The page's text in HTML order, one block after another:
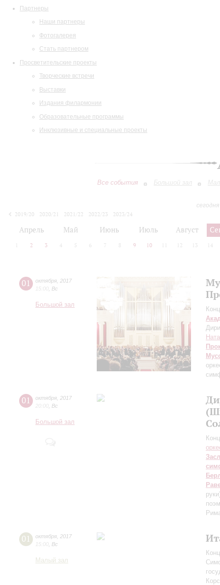
Партнеры
Наши партнеры
Фотогалерея
Стать партнером
Просветительские проекты
Творческие встречи
Выставки
Издания филармонии
Образовательные программы
Инклюзивные и специальные проекты
Все события Большой зал
2019/20
2020/21 2021/22 2022/23
2023/24
Апрель Май Июнь Июль Август
2 3 4 5 6 7 8 9 10 12 13 14
01 октября 2017
15:00 Вс
Большой зал
01 октября 2017
20:00 Вс
Большой зал
01 октября 2017
15:00 Вс
Малый зал